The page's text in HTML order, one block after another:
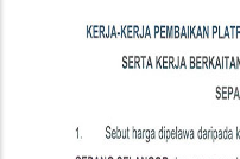
Kemasan
Kerja